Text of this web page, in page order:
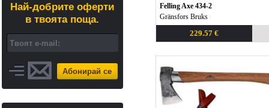
Най-добрите оферти
в твоята поща.
Абонирай се
Felling Axe 434-2
Gränsfors Bruks
229.57 €